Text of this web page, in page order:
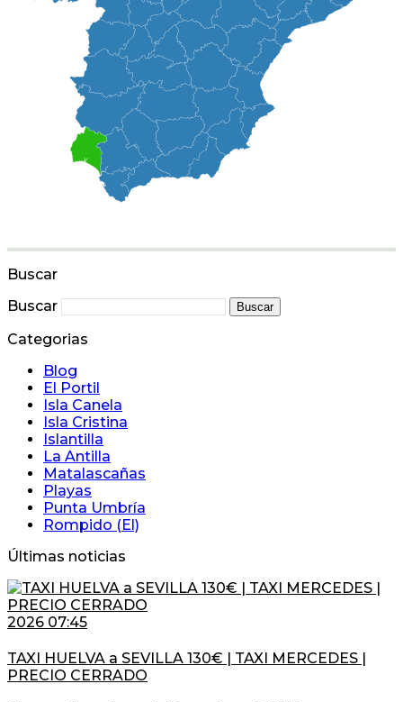
Buscar
Buscar
Buscar
Categorias
Blog
El Portil
Isla Canela
Isla Cristina
Islantilla
La Antilla
Matalascañas
Playas
Punta Umbría
Rompido (El)
Últimas noticias
2026 07:45
TAXI HUELVA a SEVILLA 130€ | TAXI MERCEDES |
PRECIO CERRADO